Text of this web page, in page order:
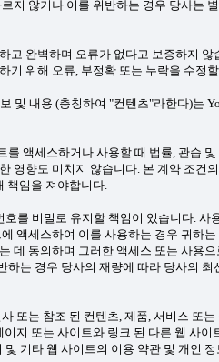
지 않거나 이를 위반하는 경우 당사는
완벽하며 오류가 없다고 보증하지 않
위해 오류, 부정확 또는 누락을 수정
및 내용 (총칭하여 "컨텐츠"라한다)는
액세스하거나 사용할 때 법률, 관습
영향도 미치지 않습니다. 본 계약 조건
책임을 져야합니다.
를 비밀로 유지할 책임이 있습니다. 사
액세스하여 이를 사용하는 경우 귀하
데 동의하며 그러한 액세스 또는 사용
는 경우 당사의 재량에 따라 당사의 최
또는 참조 된 컨텐츠, 제품, 서비스 또
지 또는 사이트와 링크 된 다른 웹 사이
기타 웹 사이트의 이용 약관 및 개인